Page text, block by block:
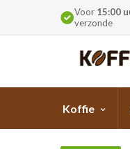
Voor 15:00
verzonde
Koffie